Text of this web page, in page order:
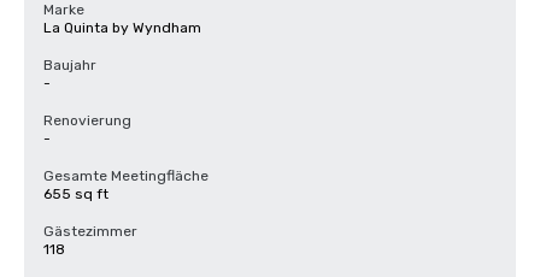
Marke
La Quinta by Wyndham
Baujahr
-
Renovierung
-
Gesamte Meetingfläche
655 sq ft
Gästezimmer
118